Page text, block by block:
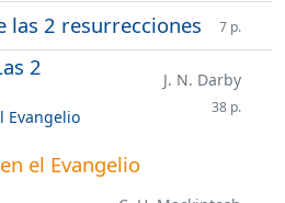
las 2 resurrecciones 7 p.
2
Evangelio
J. N. Darby
38 p.
el Evangelio